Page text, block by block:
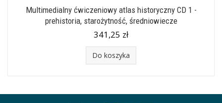
Multimedialny ćwiczeniowy atlas historyczny CD 1 -
prehistoria, starożytność, średniowiecze
341,25 zł
Do koszyka